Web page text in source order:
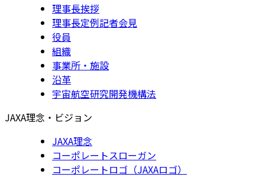
理事長挨拶
理事長定例記者会見
役員
組織
事業所・施設
沿革
宇宙航空研究開発機構法
JAXA理念・ビジョン
JAXA理念
コーポレートスローガン
コーポレートロゴ（JAXAロゴ）